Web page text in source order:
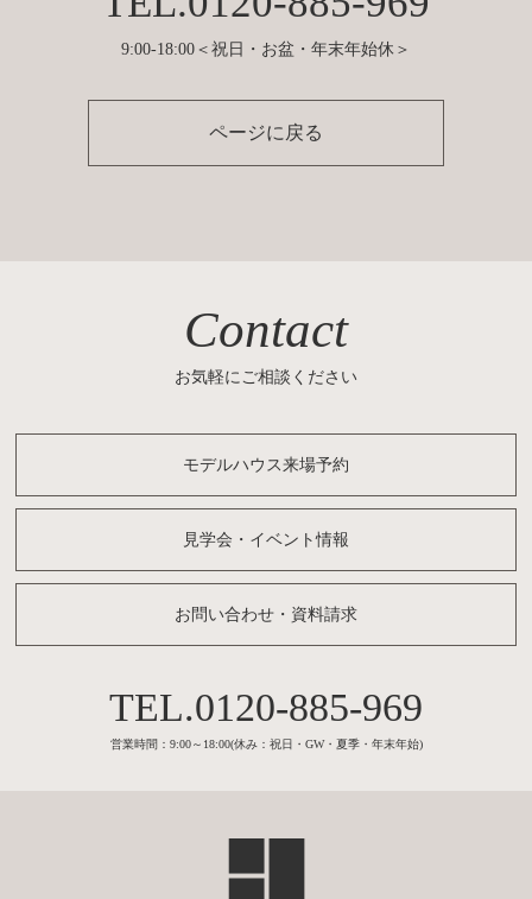
9:00-18:00＜祝日・お盆・年末年始休＞
ページに戻る
Contact
お気軽にご相談ください
モデルハウス来場予約
見学会・イベント情報
お問い合わせ・資料請求
0120-885-969
営業時間：9:00～18:00(休み：祝日・GW・夏季・年末年始)